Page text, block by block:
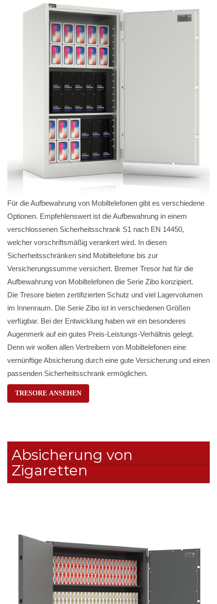
Für die Aufbewahrung von Mobiltelefonen gibt es verschiedene
Optionen. Empfehlenswert ist die Aufbewahrung in einem
verschlossenen Sicherheitsschrank S1 nach EN 14450,
welcher vorschriftsmäßig verankert wird. In diesen
Sicherheitsschränken sind Mobiltelefone bis zur
Versicherungssumme versichert. Bremer Tresor hat für die
Aufbewahrung von Mobiltelefonen die Serie Zibo konzipiert.
Die Tresore bieten zertifizierten Schutz und viel Lagervolumen
im Innenraum. Die Serie Zibo ist in verschiedenen Größen
verfügbar. Bei der Entwicklung haben wir ein besonderes
Augenmerk auf ein gutes Preis-Leistungs-Verhältnis gelegt.
Denn wir wollen allen Vertreibern von Mobiltelefonen eine
vernünftige Absicherung durch eine gute Versicherung und einen
passenden Sicherheitsschrank ermöglichen.
TRESORE ANSEHEN
Absicherung von
Zigaretten